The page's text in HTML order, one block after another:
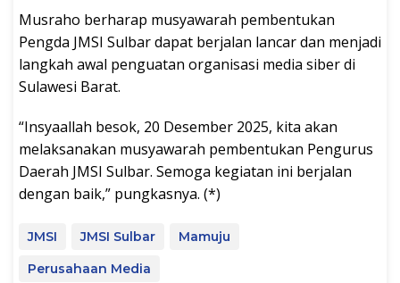
Musraho berharap musyawarah pembentukan
Pengda JMSI Sulbar dapat berjalan lancar dan menjadi
langkah awal penguatan organisasi media siber di
Sulawesi Barat.
“Insyaallah besok, 20 Desember 2025, kita akan
melaksanakan musyawarah pembentukan Pengurus
Daerah JMSI Sulbar. Semoga kegiatan ini berjalan
dengan baik,” pungkasnya. (*)
JMSI JMSI Sulbar
Mamuju
Perusahaan Media